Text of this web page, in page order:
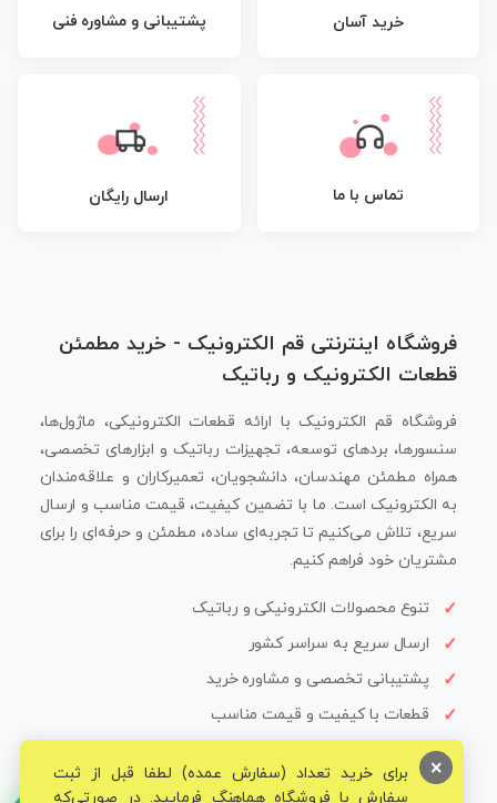
خرید آسان پشتیبانی و مشاوره فنی
تماس با ما ارسال رایگان
فروشگاه اینترنتی قم الکترونیک - خرید مطمئن
قطعات الکترونیک و رباتیک
فروشگاه قم الکترونیک با ارائه قطعات الکترونیکی، ماژول‌ها،
سنسورها، بردهای توسعه، تجهیزات رباتیک و ابزارهای تخصصی،
همراه مطمئن مهندسان، دانشجویان، تعمیرکاران و علاقه‌مندان
به الکترونیک است. ما با تضمین کیفیت، قیمت مناسب و ارسال
سریع، تلاش می‌کنیم تا تجربه‌ای ساده، مطمئن و حرفه‌ای را برای
مشتریان خود فراهم کنیم.
تنوع محصولات الکترونیکی و رباتیک
ارسال سریع به سراسر کشور
پشتیبانی تخصصی و مشاوره خرید
قطعات با کیفیت و قیمت مناسب
برای خرید تعداد (سفارش عمده) لطفا قبل از ثبت
سفارش با فروشگاه هماهنگ فرمایید. در صورتی‌که
×